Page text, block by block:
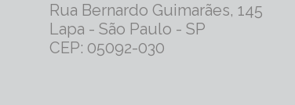
Rua Bernardo Guimarães, 145
Lapa - São Paulo - SP
CEP: 05092-030